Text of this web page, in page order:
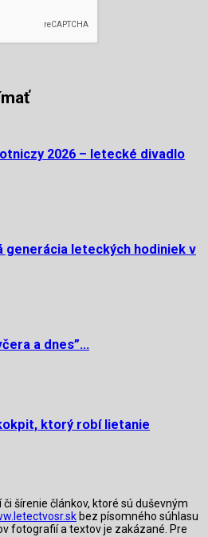
2026 – letecké divadlo
generácia leteckých hodiniek v
a dnes”…
ktorý robí lietanie
šírenie článkov, ktoré sú duševným
bez písomného súhlasu
fotografií a textov je zakázané. Pre